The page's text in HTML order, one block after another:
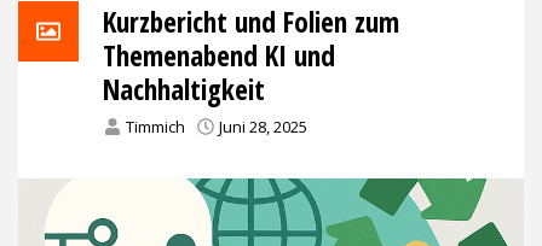
Kurzbericht und Folien zum
Themenabend KI und
Nachhaltigkeit
Timmich Juni 28, 2025